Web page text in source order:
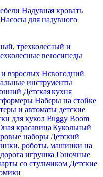
Надувная кровать
Насосы для надувного
трехколесный и
велосипеды
взрослых Новогодний
инструменты
Детская кухня
Наборы на стойке
и автоматы детские
для кукол Buggy Boom
красавица Кукольный
наборы Детский
роботы, машинки на
игрушка Гоночные
со стульчиком Детские